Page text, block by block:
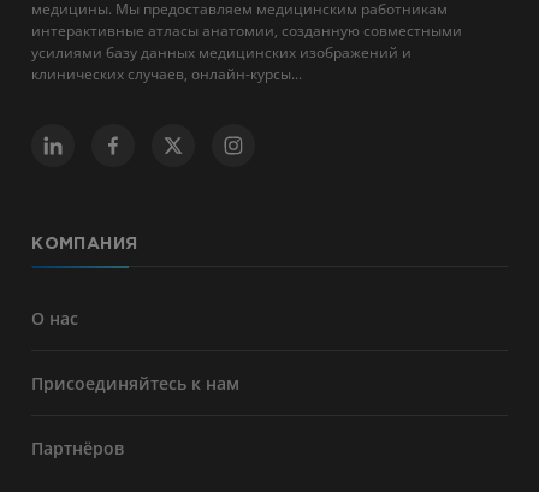
медицины. Мы предоставляем медицинским работникам
интерактивные атласы анатомии, созданную совместными
усилиями базу данных медицинских изображений и
клинических случаев, онлайн-курсы...
КОМПАНИЯ
О нас
Присоединяйтесь к нам
Партнёров